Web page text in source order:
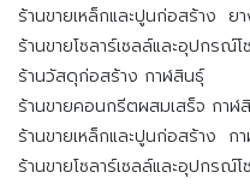
ร้านขายเหล็กและปูนก่อสร้าง ย
ร้านขายโซลาร์เซลล์และอุปกรณ์
ร้านวัสดุก่อสร้าง กาฬสินธุ์
ร้านขายคอนกรีตผสมเสร็จ กาฬ
ร้านขายเหล็กและปูนก่อสร้าง ก
ร้านขายโซลาร์เซลล์และอุปกรณ์